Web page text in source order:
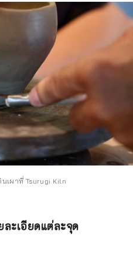
เผาที่ Tsurugi Kiln
ะเอียดแต่ละจุด